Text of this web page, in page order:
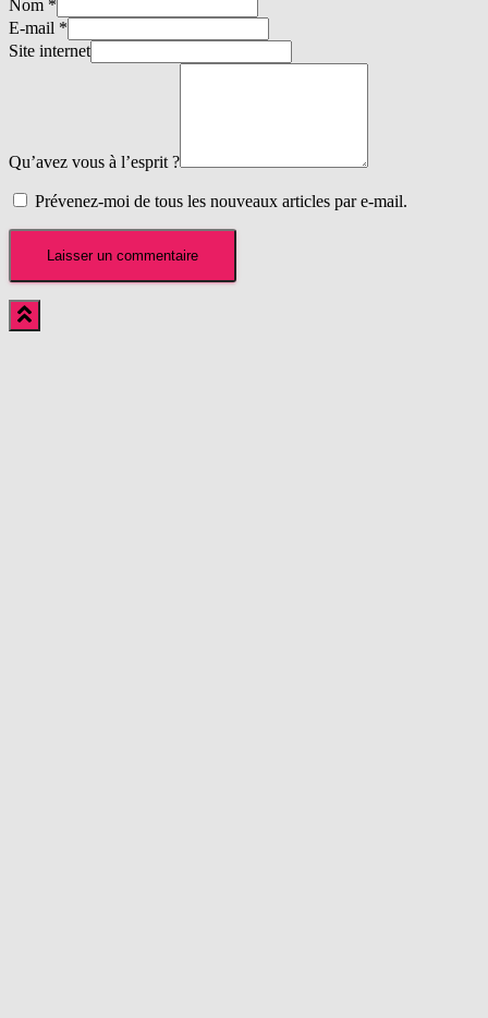
Nom *
E-mail *
Site internet
Qu’avez vous à l’esprit ?
Prévenez-moi de tous les nouveaux articles par e-mail.